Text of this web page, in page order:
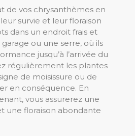
de vos chrysanthèmes en
survie et leur floraison
dans un endroit frais et
ou une serre, où ils
jusqu’à l’arrivée du
régulièrement les plantes
de moisissure ou de
en conséquence. En
vous assurerez une
une floraison abondante